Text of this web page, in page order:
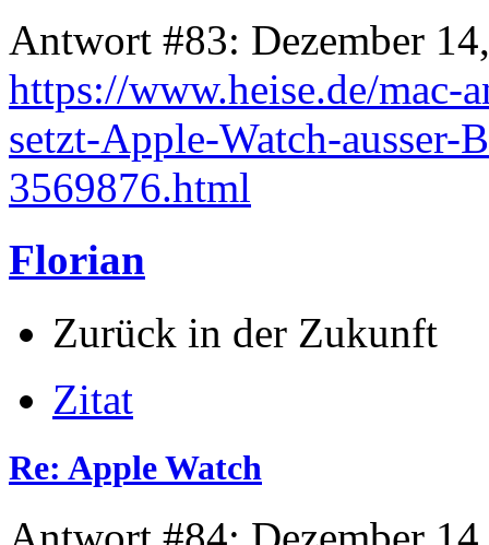
Antwort #83: Dezember
https://www.heise.de/mac-
setzt-Apple-Watch-ausser-
3569876.html
Florian
Zurück in der Zukunft
Zitat
Re: Apple Watch